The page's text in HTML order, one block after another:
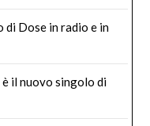
di Dose in radio e in
è il nuovo singolo di